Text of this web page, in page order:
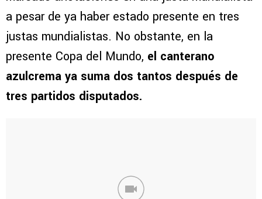
a pesar de ya haber estado presente en tres
justas mundialistas. No obstante, en la
presente Copa del Mundo, el canterano
azulcrema ya suma dos tantos después de
tres partidos disputados.